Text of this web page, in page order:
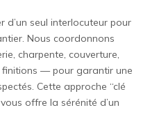
d’un seul interlocuteur pour
Nous coordonnons
charpente, couverture,
finitions — pour garantir une
Cette approche “clé
offre la sérénité d’un